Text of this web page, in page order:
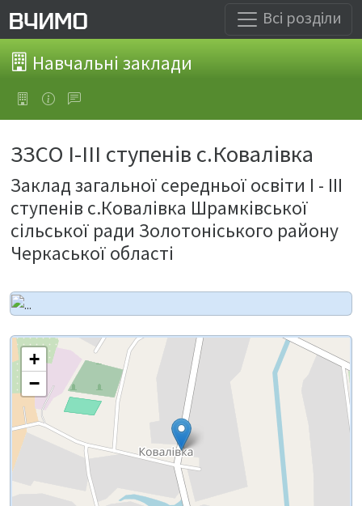
Всі розділи
Навчальні заклади
ЗЗСO І-ІІІ ступенів с.Ковалівка
Заклад загальної середньої освіти І - ІІІ
ступенів с.Ковалівка Шрамківської
сільської ради Золотоніського району
Черкаської області
+
−